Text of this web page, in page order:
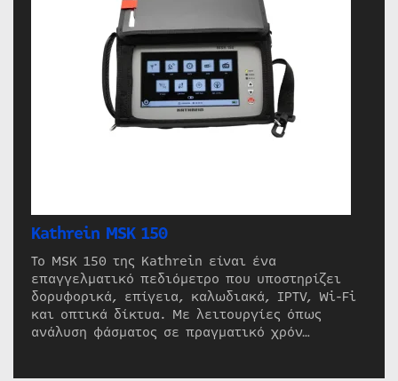
Kathrein MSK 150
Το MSK 150 της Kathrein είναι ένα
επαγγελματικό πεδιόμετρο που υποστηρίζει
δορυφορικά, επίγεια, καλωδιακά, IPTV, Wi-Fi
και οπτικά δίκτυα. Με λειτουργίες όπως
ανάλυση φάσματος σε πραγματικό χρόν…